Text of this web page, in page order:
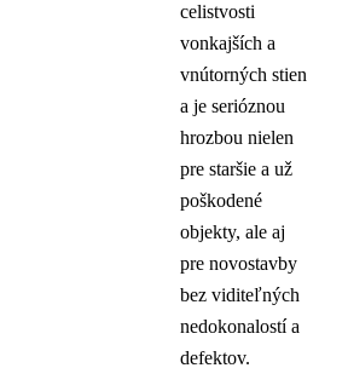
celistvosti
vonkajších a
vnútorných stien
a je serióznou
hrozbou nielen
pre staršie a už
poškodené
objekty, ale aj
pre novostavby
bez viditeľných
nedokonalostí a
defektov.